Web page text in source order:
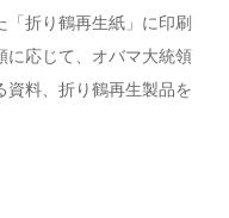
折り鶴再生紙」に印刷
に応じて、オバマ大統領
資料、折り鶴再生製品を